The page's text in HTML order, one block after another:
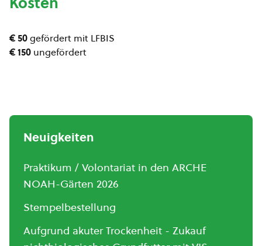
€ 50gefördert mit LFBIS
€ 150 ungefördert
Neuigkeiten
Praktikum / Volontariat in den ARCHE
NOAH-Gärten 2026
Stempelbestellung
Aufgrund akuter Trockenheit - Zukauf